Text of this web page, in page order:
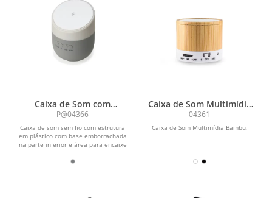
Caixa de Som com
Carregador por Indução
P@04366
Caixa de som sem fio com estrutura
em plástico com base emborrachada
na parte inferior e área para encaixe
Caixa de Som Multimídia
Bambu
04361
Caixa de Som Multimídia Bambu.